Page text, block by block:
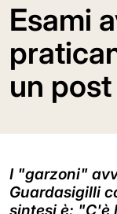
Esami
un
I "garzoni"
Guardasigilli
sintesi è: "C'è